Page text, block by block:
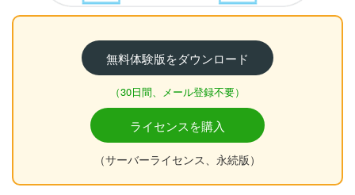
無料体験版をダウンロード
（30日間、メール登録不要）
ライセンスを購入
（サーバーライセンス、永続版）